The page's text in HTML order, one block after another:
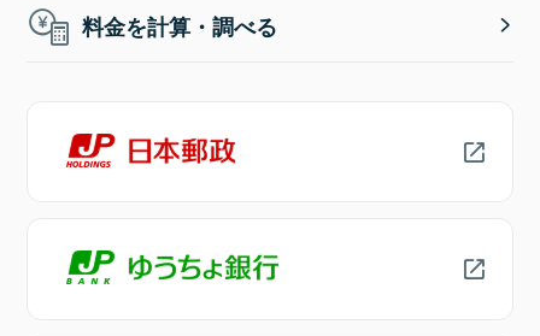
料金を計算・調べる